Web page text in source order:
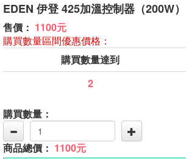
EDEN 伊登 425加溫控制器（200W）
售價： 1100元
購買數量區間優惠價格：
購買數量達到
2
購買數量：
商品總價： 1100元